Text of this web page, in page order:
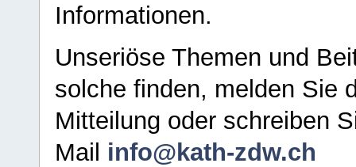
Informationen.
Unseriöse Themen und
solche finden, melden Sie
Mitteilung oder schreiben
Mail info@kath-zdw.ch